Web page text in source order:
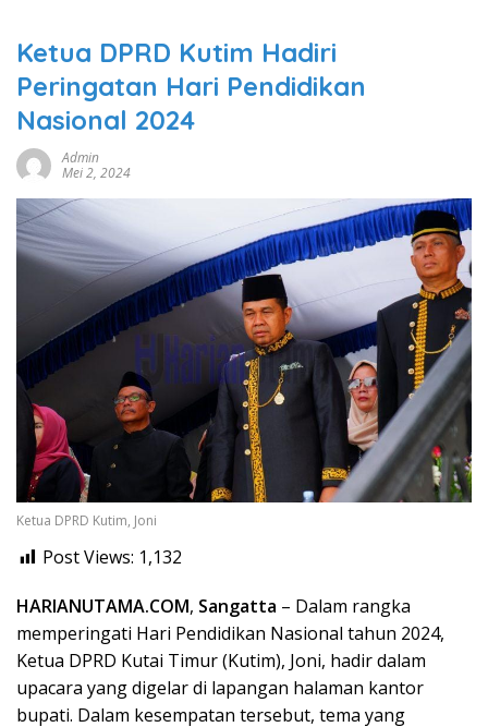
Ketua DPRD Kutim Hadiri
Peringatan Hari Pendidikan
Nasional 2024
Admin
Mei 2, 2024
Ketua DPRD Kutim, Joni
Post Views: 1,132
HARIANUTAMA.COM, Sangatta – Dalam rangka
memperingati Hari Pendidikan Nasional tahun 2024,
Ketua DPRD Kutai Timur (Kutim), Joni, hadir dalam
upacara yang digelar di lapangan halaman kantor
bupati. Dalam kesempatan tersebut, tema yang